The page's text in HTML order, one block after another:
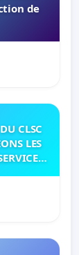
de
CLSC
LES